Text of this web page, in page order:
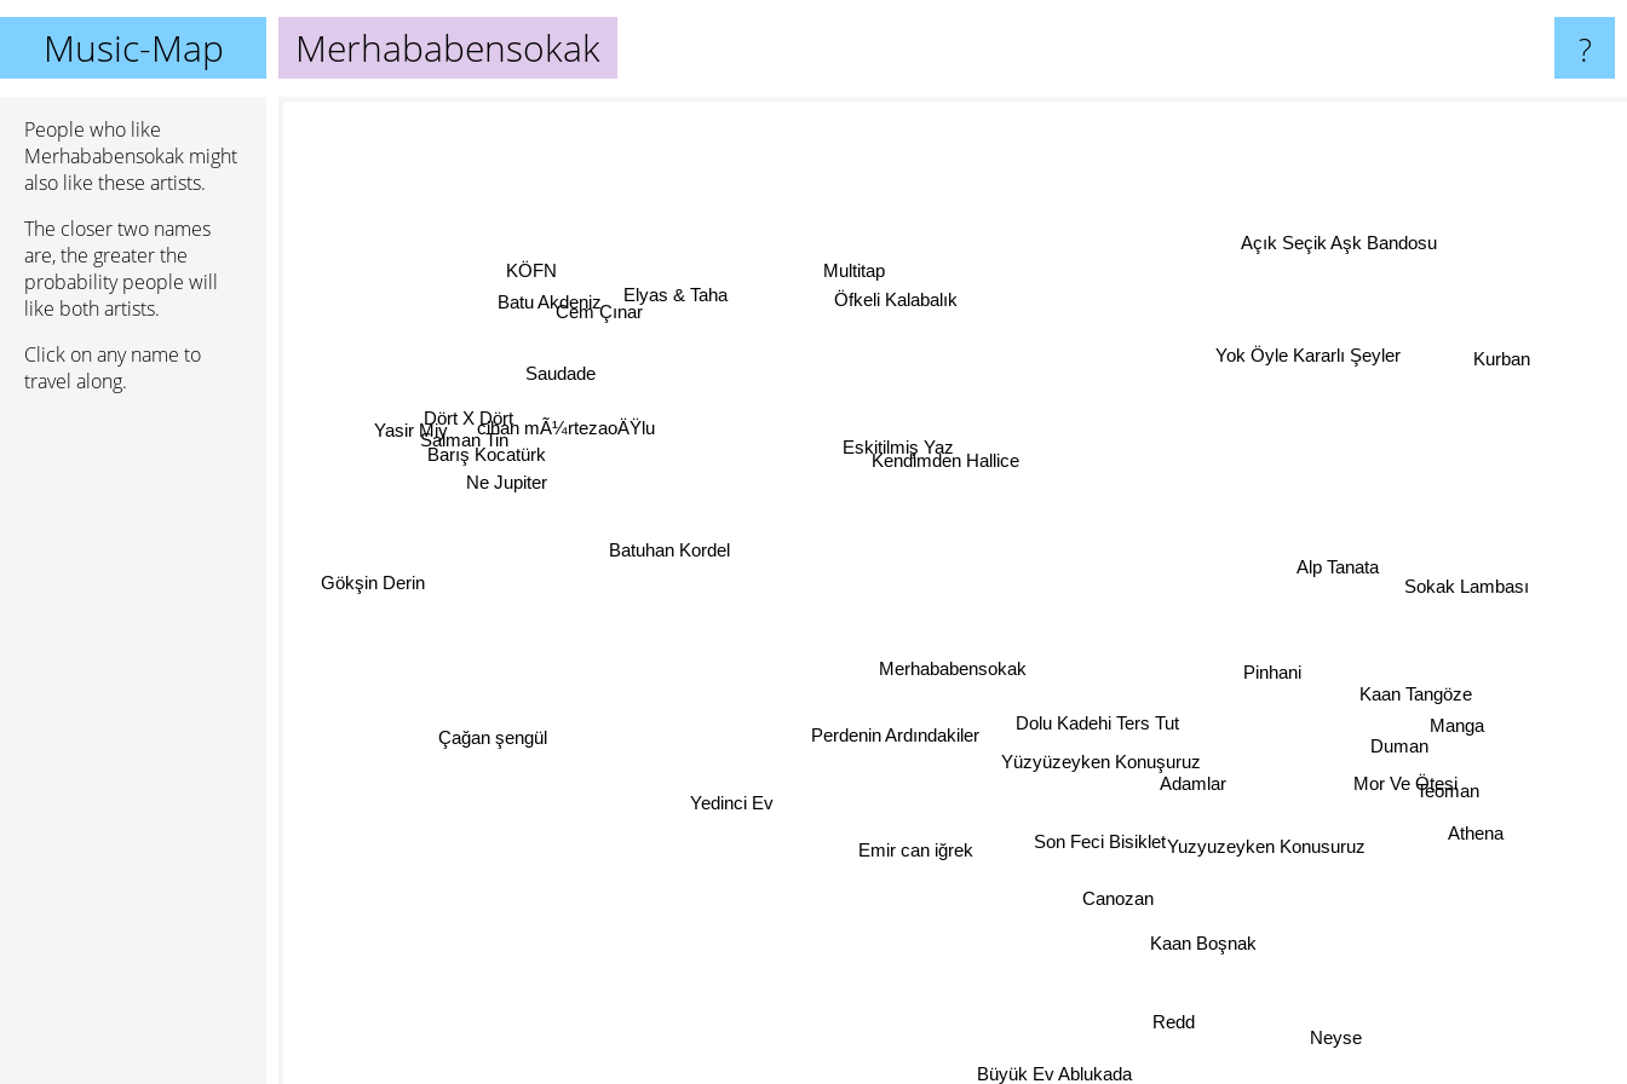
Music-Map Merhababensokak ?
People who like
Merhababensokak might
also like these artists.
The closer two names
are, the greater the
probability people will
like both artists.
Click on any name to
travel along.
Merhababensokak
Dolu Kadehi Ters Tut
Yüzyüzeyken Konuşuruz
Kendimden Hallice
Pinhani
Alp Tanata
Perdenin Ardındakiler
Adamlar
Eskitilmiş Yaz
Öfkeli Kalabalık
Batuhan Kordel
Yok Öyle Kararlı Şeyler
Son Feci Bisiklet
Neyse
Canozan
Kaan Tangöze
Saudade
Elyas & Taha
Emir can iğrek
Sokak Lambası
Cem Çınar
cihan mÃ¼rtezaoÄŸlu
Batu Akdeniz
Multitap
Yedinci Ev
Redd
Mor Ve Ötesi
Büyük Ev Ablukada
Manga
Yuzyuzeyken Konusuruz
Salman Tin
Duman
Çağan şengül
Açık Seçik Aşk Bandosu
Barış Kocatürk
Ne Jupiter
Teoman
Athena
Yasir Miy
Gökşin Derin
Kurban
Kaan Boşnak
KÖFN